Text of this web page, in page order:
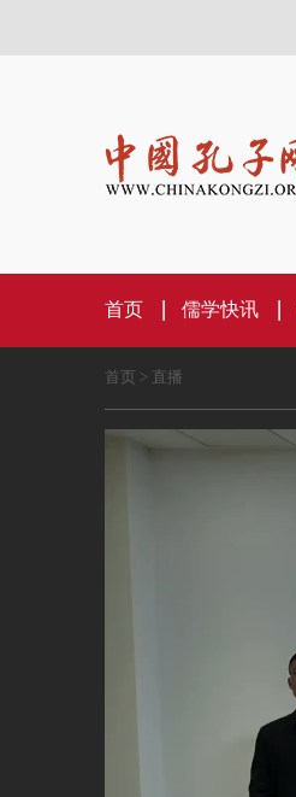
首页 儒学快讯
首页 > 直播